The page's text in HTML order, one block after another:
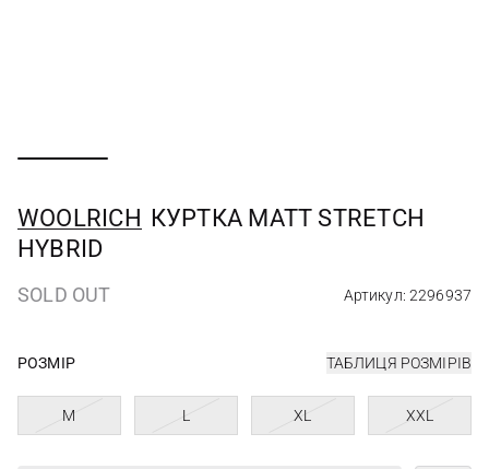
WOOLRICH КУРТКА MATT STRETCH
HYBRID
SOLD OUT Артикул: 2296937
РОЗМІР ТАБЛИЦЯ РОЗМІРІВ
M L XL XXL